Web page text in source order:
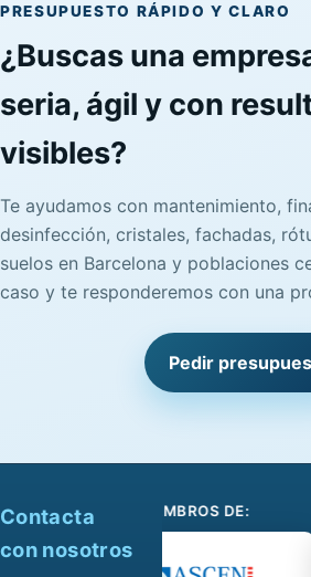
PRESUPUESTO RÁPIDO Y CLARO
¿Buscas una
seria, ágil y con
visibles?
Te ayudamos con mantenimiento,
desinfección, cristales, fachadas,
suelos en Barcelona y poblaciones
caso y te responderemos con una
Pedir
Contacta
con nosotros
SOMOS MIEMBROS DE: